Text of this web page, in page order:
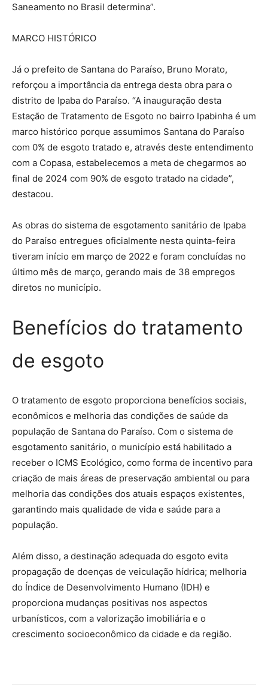
Saneamento no Brasil determina”.
MARCO HISTÓRICO
Já o prefeito de Santana do Paraíso, Bruno Morato,
reforçou a importância da entrega desta obra para o
distrito de Ipaba do Paraíso. “A inauguração desta
Estação de Tratamento de Esgoto no bairro Ipabinha é um
marco histórico porque assumimos Santana do Paraíso
com 0% de esgoto tratado e, através deste entendimento
com a Copasa, estabelecemos a meta de chegarmos ao
final de 2024 com 90% de esgoto tratado na cidade”,
destacou.
As obras do sistema de esgotamento sanitário de Ipaba
do Paraíso entregues oficialmente nesta quinta-feira
tiveram início em março de 2022 e foram concluídas no
último mês de março, gerando mais de 38 empregos
diretos no município.
Benefícios do tratamento
de esgoto
O tratamento de esgoto proporciona benefícios sociais,
econômicos e melhoria das condições de saúde da
população de Santana do Paraíso. Com o sistema de
esgotamento sanitário, o município está habilitado a
receber o ICMS Ecológico, como forma de incentivo para
criação de mais áreas de preservação ambiental ou para
melhoria das condições dos atuais espaços existentes,
garantindo mais qualidade de vida e saúde para a
população.
Além disso, a destinação adequada do esgoto evita
propagação de doenças de veiculação hídrica; melhoria
do Índice de Desenvolvimento Humano (IDH) e
proporciona mudanças positivas nos aspectos
urbanísticos, com a valorização imobiliária e o
crescimento socioeconômico da cidade e da região.